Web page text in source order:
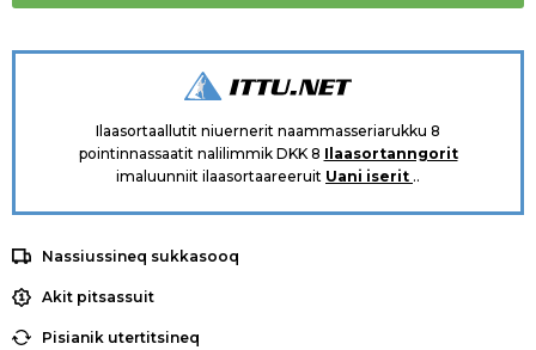
Ilaasortaallutit niuernerit naammasseriarukku 8
pointinnassaatit nalilimmik DKK 8 Ilaasortanngorit
imaluunniit ilaasortaareeruit Uani iserit ..
Nassiussineq sukkasooq
Akit pitsassuit
Pisianik utertitsineq